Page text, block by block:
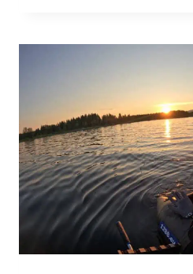
MONSTER:
BAK
VOOR
DE
CAT
FISH
MATTIES!!